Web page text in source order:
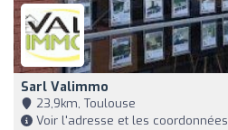
Sarl Valimmo
23,9km, Toulouse
Voir l'adresse et les coordonnées